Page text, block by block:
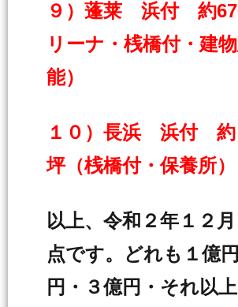
９）蓬莱 浜付 約
リーナ・桟橋付・建
能）
１０）長浜 浜付 約
坪（桟橋付・保養所）
以上、令和２年１２
点です。どれも１億
円・３億円・それ以